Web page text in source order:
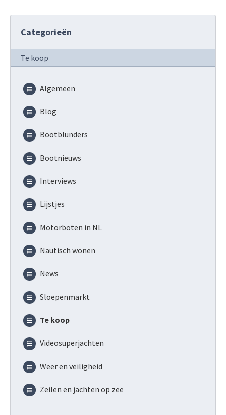
Categorieën
Te koop
Algemeen
Blog
Bootblunders
Bootnieuws
Interviews
Lijstjes
Motorboten in NL
Nautisch wonen
News
Sloepenmarkt
Te koop
Videosuperjachten
Weer en veiligheid
Zeilen en jachten op zee